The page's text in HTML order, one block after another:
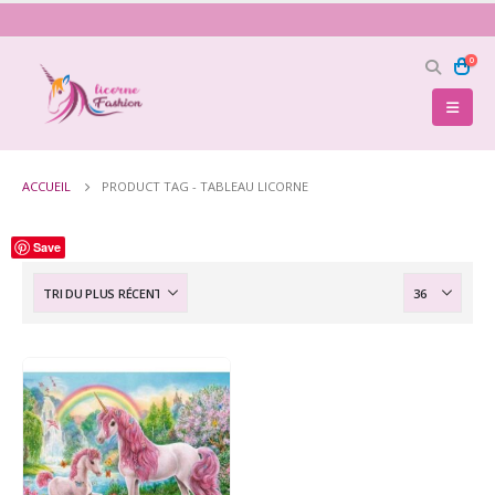
0
ACCUEIL PRODUCT TAG - TABLEAU LICORNE
Save